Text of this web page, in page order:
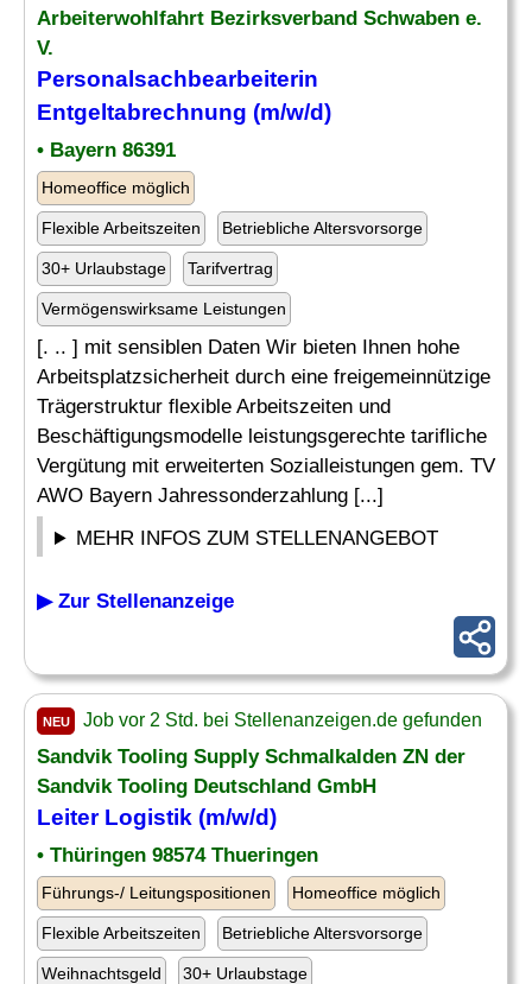
Arbeiterwohlfahrt Bezirksverband Schwaben e.
V.
Personalsachbearbeiterin
Entgeltabrechnung (m/w/d)
• Bayern 86391
Homeoffice möglich
Flexible Arbeitszeiten Betriebliche Altersvorsorge
30+ Urlaubstage Tarifvertrag
Vermögenswirksame Leistungen
[. .. ] mit sensiblen Daten Wir bieten Ihnen hohe
Arbeitsplatzsicherheit durch eine freigemeinnützige
Trägerstruktur flexible Arbeitszeiten und
Beschäftigungsmodelle leistungsgerechte tarifliche
Vergütung mit erweiterten Sozialleistungen gem. TV
AWO Bayern Jahressonderzahlung [...]
MEHR INFOS ZUM STELLENANGEBOT
▶ Zur Stellenanzeige
NEU Job vor 2 Std. bei Stellenanzeigen.de gefunden
Sandvik Tooling Supply Schmalkalden ZN der
Sandvik Tooling Deutschland GmbH
Leiter Logistik (m/w/d)
• Thüringen 98574 Thueringen
Führungs-/ Leitungspositionen Homeoffice möglich
Flexible Arbeitszeiten Betriebliche Altersvorsorge
Weihnachtsgeld 30+ Urlaubstage